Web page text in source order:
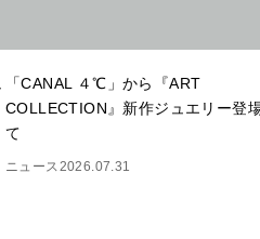
「CANAL ４℃」から『ART
COLLECTION』新作ジュエリー登
て
ニュース 2026.07.31